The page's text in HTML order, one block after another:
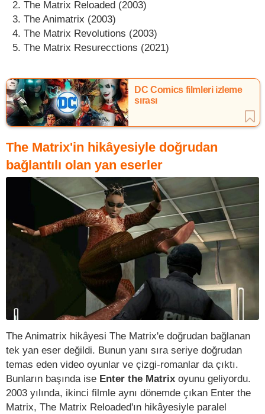
The Matrix Reloaded (2003)
The Animatrix (2003)
The Matrix Revolutions (2003)
The Matrix Resurecctions (2021)
DC Comics filmleri izleme
sırası
The Matrix'in hikâyesiyle doğrudan
bağlantılı olan yan eserler
The Animatrix hikâyesi The Matrix'e doğrudan bağlanan
tek yan eser değildi. Bunun yanı sıra seriye doğrudan
temas eden video oyunlar ve çizgi-romanlar da çıktı.
Bunların başında ise Enter the Matrix oyunu geliyordu.
2003 yılında, ikinci filmle aynı dönemde çıkan Enter the
Matrix, The Matrix Reloaded'ın hikâyesiyle paralel